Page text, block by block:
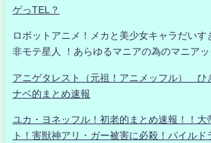
ゲっTEL？
ロボットアニメ！メカと美少女キャラだいす
非モテ星人 ！あらゆるマニアの為のマニアッ
アニゲタレスト（元祖！アニメッフル） ひ
ナベ的まとめ速報
ユカ・ヨネッフル！初老的まとめ速報！！大
ト！害獣神アリ・ガー被害に必殺！パイルド